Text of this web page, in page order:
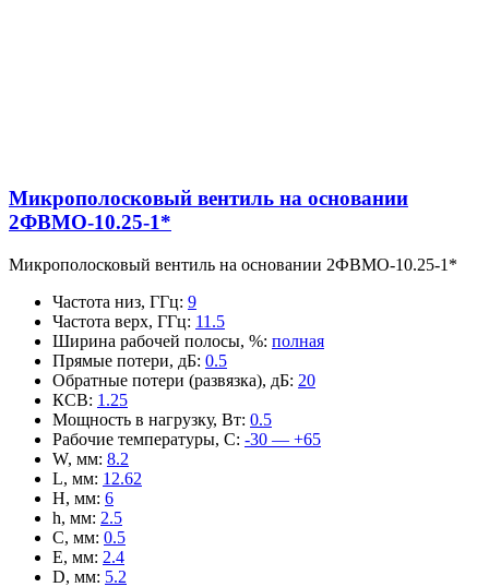
Микрополосковый вентиль на основании
2ФВМO-10.25-1*
Микрополосковый вентиль на основании 2ФВМO-10.25-1*
Частота низ, ГГц: 9
Частота верх, ГГц: 11.5
Ширина рабочей полосы, %: полная
Прямые потери, дБ: 0.5
Обратные потери (развязка), дБ: 20
КСВ: 1.25
Мощность в нагрузку, Вт: 0.5
Рабочие температуры, С: -30 — +65
W, мм: 8.2
L, мм: 12.62
H, мм: 6
h, мм: 2.5
C, мм: 0.5
E, мм: 2.4
D, мм: 5.2